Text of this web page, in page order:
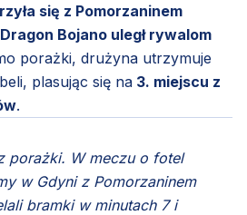
się z Pomorzaninem
Dragon Bojano uległ rywalom
porażki, drużyna utrzymuje
plasując się na 3. miejscu z
.
porażki. W meczu o fotel
w Gdyni z Pomorzaninem
bramki w minutach 7 i